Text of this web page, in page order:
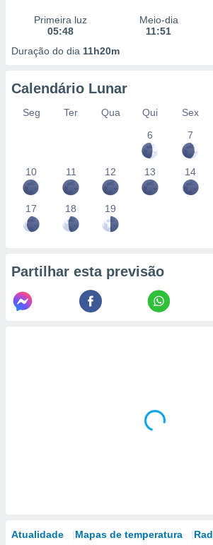
Primeira luz
05:48
Meio-dia
11:51
Duração do dia 11h20m
Calendário Lunar
Seg Ter Qua Qui Sex
6
7
10 11 12 13 14
17 18 19
Partilhar esta previsão
Atualidade Mapas de temperatura